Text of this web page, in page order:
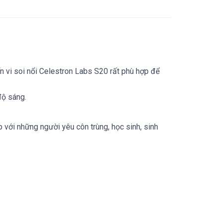
vi soi nổi Celestron Labs S20 rất phù hợp để
sáng.
với những người yêu côn trùng, học sinh, sinh